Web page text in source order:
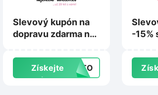
Slevový kupón na
dopravu zdarma na
obleceni.eu
Získejte
slevu
AUTO
-15%